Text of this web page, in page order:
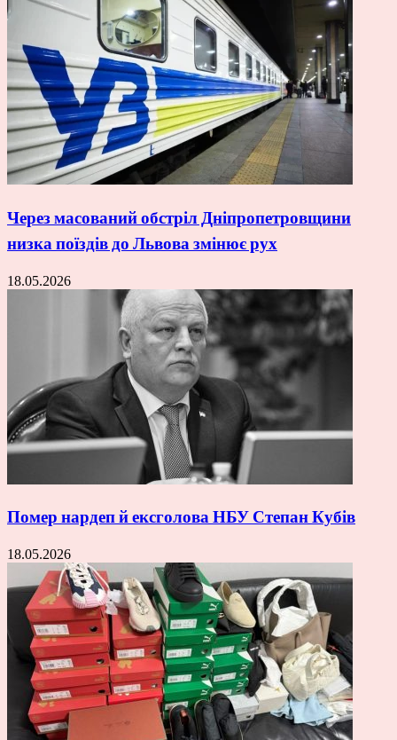
Через масований обстріл Дніпропетровщини
низка поїздів до Львова змінює рух
18.05.2026
Помер нардеп й ексголова НБУ Степан Кубів
18.05.2026